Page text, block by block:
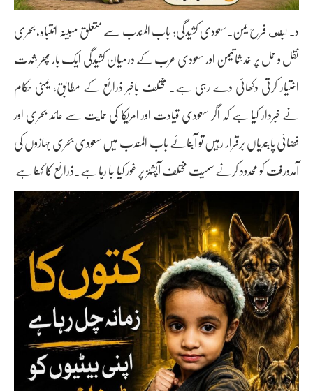
د. لبنى فرح یمن۔سعودی کشیدگی: باب المندب سے متعلق مبینہ انتباہ، بحری
نقل و حمل پر خدشاتیمن اور سعودی عرب کے درمیان کشیدگی ایک بار پھر شدت
اختیار کرتی دکھائی دے رہی ہے۔ مختلف باخبر ذرائع کے مطابق، یمنی حکام
نے خبردار کیا ہے کہ اگر سعودی قیادت اور امریکا کی حمایت سے عائد بحری اور
فضائی پابندیاں برقرار رہیں تو آبنائے باب المندب میں سعودی بحری جہازوں کی
آمدورفت کو محدود کرنے سمیت مختلف آپشنز پر غور کیا جا رہا ہے۔ذرائع کا کہنا ہے